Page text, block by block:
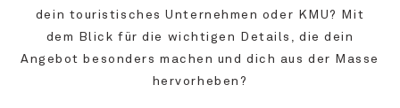
dein touristisches Unternehmen oder KMU? Mit
dem Blick für die wichtigen Details, die dein
Angebot besonders machen und dich aus der Masse
hervorheben?